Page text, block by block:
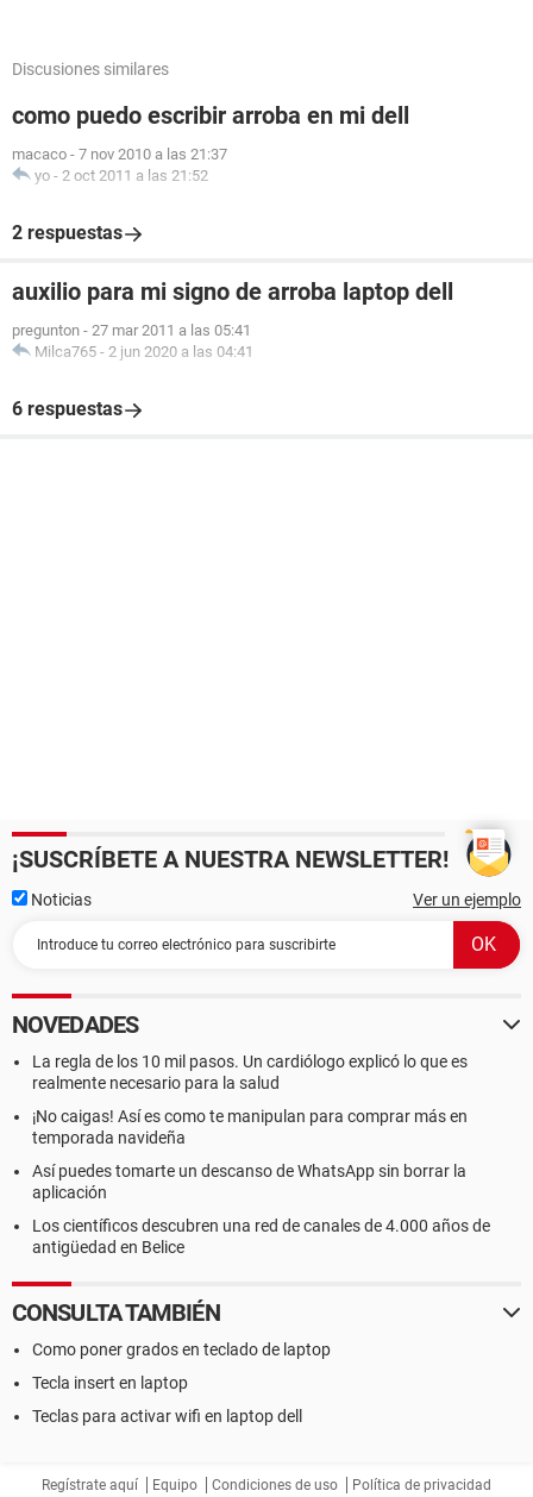
Discusiones similares
como puedo escribir arroba en mi dell
macaco - 7 nov 2010 a las 21:37
yo - 2 oct 2011 a las 21:52
2 respuestas
auxilio para mi signo de arroba laptop dell
pregunton - 27 mar 2011 a las 05:41
Milca765 - 2 jun 2020 a las 04:41
6 respuestas
¡SUSCRÍBETE A NUESTRA NEWSLETTER!
Noticias Ver un ejemplo
NOVEDADES
La regla de los 10 mil pasos. Un cardiólogo explicó lo que es
realmente necesario para la salud
¡No caigas! Así es como te manipulan para comprar más en
temporada navideña
Así puedes tomarte un descanso de WhatsApp sin borrar la
aplicación
Los científicos descubren una red de canales de 4.000 años de
antigüedad en Belice
CONSULTA TAMBIÉN
Como poner grados en teclado de laptop
Tecla insert en laptop
Teclas para activar wifi en laptop dell
Regístrate aquí Equipo Condiciones de uso Política de privacidad